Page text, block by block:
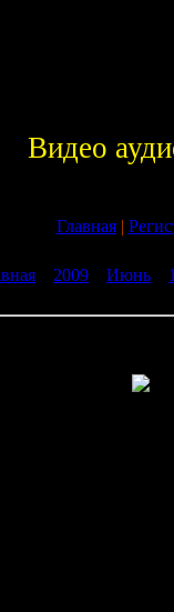
Видео
Главная|
2009 Июнь